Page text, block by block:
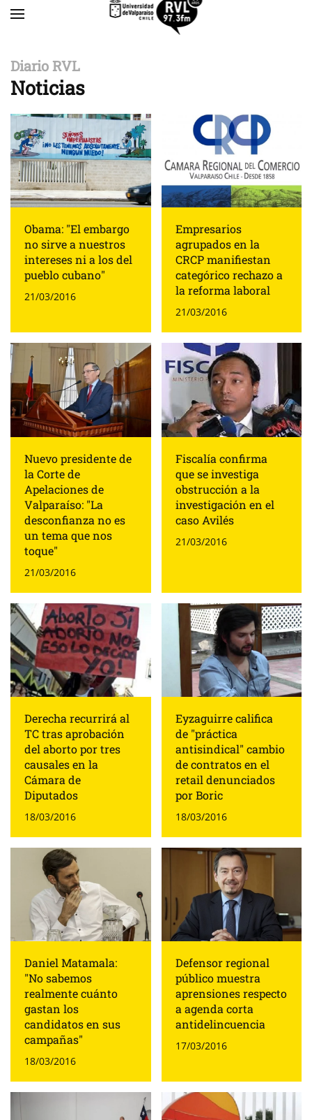
Diario RVL
Noticias
Obama: "El embargo
no sirve a nuestros
intereses ni a los del
pueblo cubano"
21/03/2016
Empresarios
agrupados en la
CRCP manifiestan
categórico rechazo a
la reforma laboral
21/03/2016
Nuevo presidente de
la Corte de
Apelaciones de
Valparaíso: "La
desconfianza no es
un tema que nos
toque"
21/03/2016
Fiscalía confirma
que se investiga
obstrucción a la
investigación en el
caso Avilés
21/03/2016
Derecha recurrirá al
TC tras aprobación
del aborto por tres
causales en la
Cámara de
Diputados
18/03/2016
Eyzaguirre califica
de "práctica
antisindical" cambio
de contratos en el
retail denunciados
por Boric
18/03/2016
Daniel Matamala:
"No sabemos
realmente cuánto
gastan los
candidatos en sus
campañas"
18/03/2016
Defensor regional
público muestra
aprensiones respecto
a agenda corta
antidelincuencia
17/03/2016